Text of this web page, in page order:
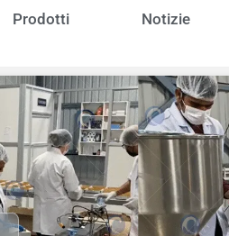
Prodotti Notizie